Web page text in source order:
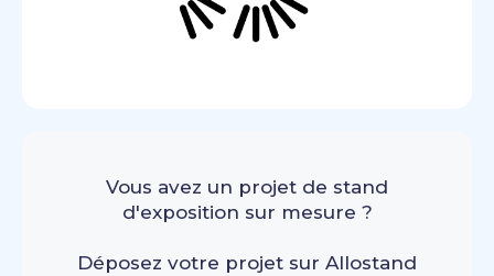
Vous avez un projet de stand
d'exposition sur mesure ?
Déposez votre projet sur Allostand